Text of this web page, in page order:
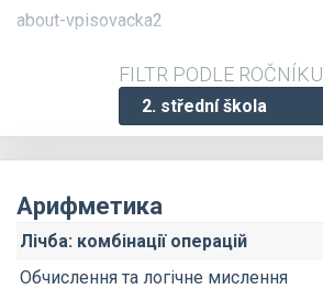
about-vpisovacka2
FILTR PODLE ROČNÍKU
Арифметика
Лічба: комбінації операцій
Обчислення та логічне мислення